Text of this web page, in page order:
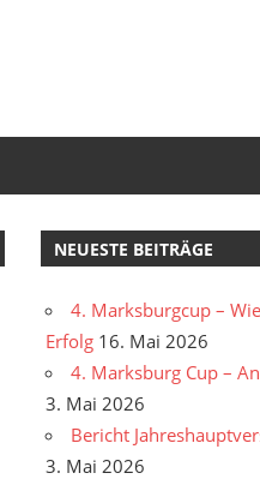
NEUESTE BEITRÄGE
4. Marksburgcup –
Erfolg 16. Mai 2026
4. Marksburg Cup –
3. Mai 2026
Bericht
3. Mai 2026